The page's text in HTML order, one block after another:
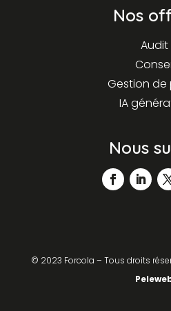
Nos
Audit
Gestion de
IA
Nous
© 2023 Forcola – Tous droits